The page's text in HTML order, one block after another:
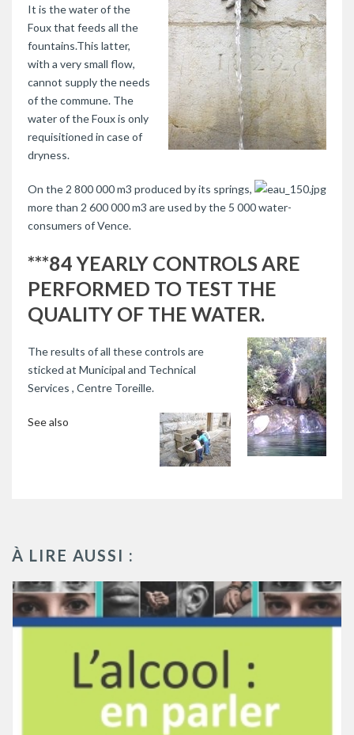
It is the water of the
Foux that feeds all the
fountains.This latter,
with a very small flow,
cannot supply the needs
of the commune. The
water of the Foux is only
requisitioned in case of
dryness.
On the 2 800 000 m3 produced by its springs,
more than 2 600 000 m3 are used by the 5 000 water-
consumers of Vence.
***84 YEARLY CONTROLS ARE
PERFORMED TO TEST THE
QUALITY OF THE WATER.
The results of all these controls are
sticked at Municipal and Technical
Services , Centre Toreille.
See also
À LIRE AUSSI :